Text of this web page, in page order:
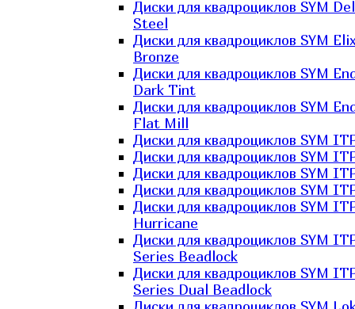
Диски для квадроциклов SYM
Steel
Диски для квадроциклов SYM
Bronze
Диски для квадроциклов SYM
Dark Tint
Диски для квадроциклов SYM
Flat Mill
Диски для квадроциклов SYM
Диски для квадроциклов SYM
Диски для квадроциклов SYM
Диски для квадроциклов SYM
Диски для квадроциклов SYM
Hurricane
Диски для квадроциклов SYM
Series Beadlock
Диски для квадроциклов SYM
Series Dual Beadlock